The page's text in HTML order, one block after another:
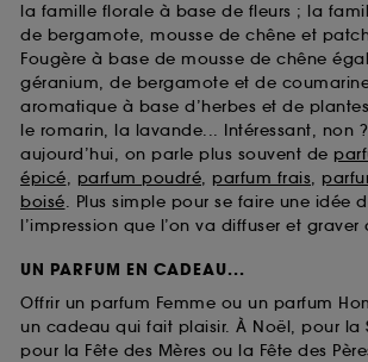
la famille florale à base de fleurs ; la
de bergamote, mousse de chêne et
Fougère à base de mousse de chêne
géranium, de bergamote et de
aromatique à base d’herbes et de
le romarin, la lavande... Intéressant, non
aujourd’hui, on parle plus souvent de
épicé, parfum poudré, parfum frais,
boisé. Plus simple pour se faire une idée
l’impression que l’on va diffuser et graver
UN PARFUM EN CADEAU...
Offrir un parfum Femme ou un parfum
un cadeau qui fait plaisir. À Noël, pour la
pour la Fête des Mères ou la Fête des